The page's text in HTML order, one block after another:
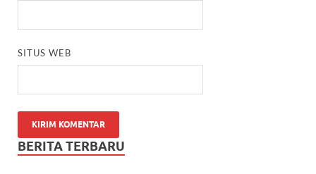
SITUS WEB
BERITA TERBARU